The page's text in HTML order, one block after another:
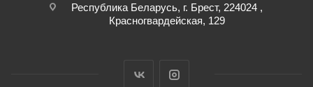
Республика Беларусь, г. Брест, 224024 ,
Красногвардейская, 129